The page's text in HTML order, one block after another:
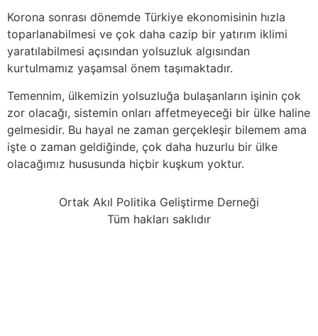
Korona sonrası dönemde Türkiye ekonomisinin hızla
toparlanabilmesi ve çok daha cazip bir yatırım iklimi
yaratılabilmesi açısından yolsuzluk algısından
kurtulmamız yaşamsal önem taşımaktadır.
Temennim, ülkemizin yolsuzluğa bulaşanların işinin çok
zor olacağı, sistemin onları affetmeyeceği bir ülke haline
gelmesidir. Bu hayal ne zaman gerçekleşir bilemem ama
işte o zaman geldiğinde, çok daha huzurlu bir ülke
olacağımız hususunda hiçbir kuşkum yoktur.
Ortak Akıl Politika Geliştirme Derneği
Tüm hakları saklıdır